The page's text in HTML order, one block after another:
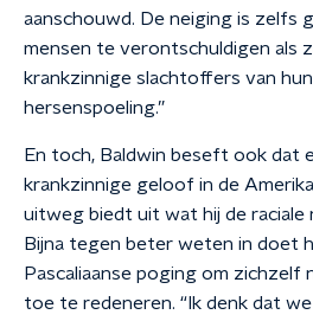
aanschouwd. De neiging is zelfs
mensen te verontschuldigen als
krankzinnige slachtoffers van
hersenspoeling.”
En toch, Baldwin beseft ook dat
krankzinnige geloof in de
uitweg biedt uit wat hij de raciale
Bijna tegen beter weten in doet
Pascaliaanse poging om zichzelf
toe te redeneren. “Ik denk dat